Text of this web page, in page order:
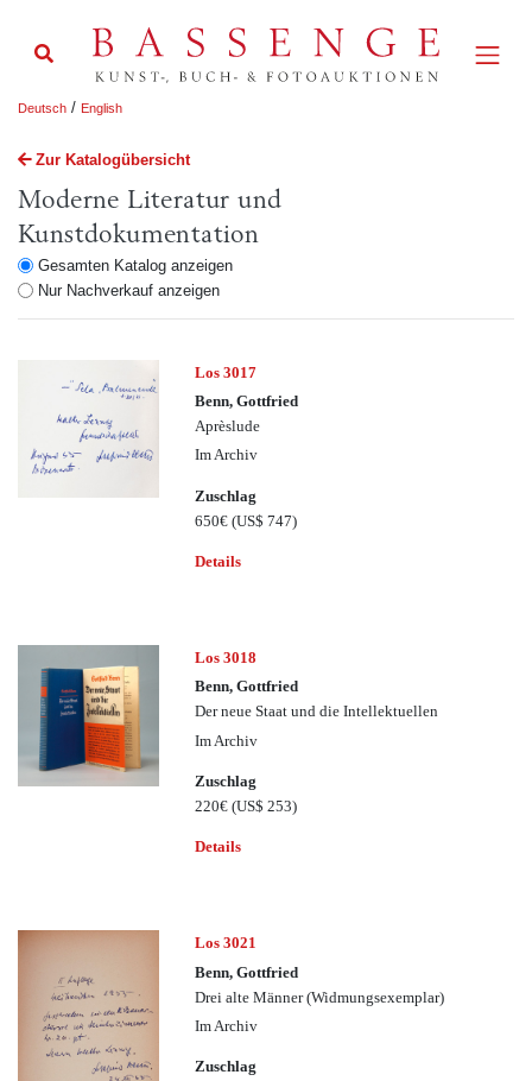
Deutsch / English
Zur Katalogübersicht
Moderne Literatur und
Kunstdokumentation
Gesamten Katalog anzeigen
Nur Nachverkauf anzeigen
Los 3017
Benn, Gottfried
Aprèslude
Im Archiv
Zuschlag
650€(US$ 747)
Details
Los 3018
Benn, Gottfried
Der neue Staat und die Intellektuellen
Im Archiv
Zuschlag
220€(US$ 253)
Details
Los 3021
Benn, Gottfried
Drei alte Männer (Widmungsexemplar)
Im Archiv
Zuschlag